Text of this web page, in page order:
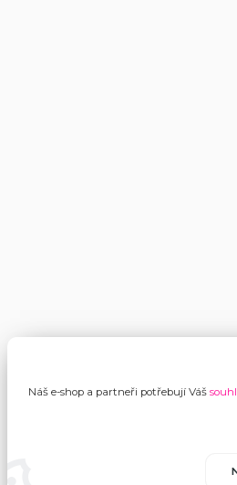
Náš e-shop a partneři potřebují Váš